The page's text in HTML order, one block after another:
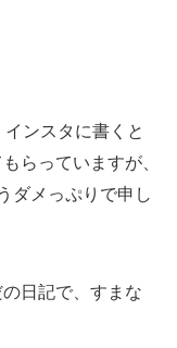
ンスタに書くと
らっていますが、
ダメっぷりで申し
日記で、すまな